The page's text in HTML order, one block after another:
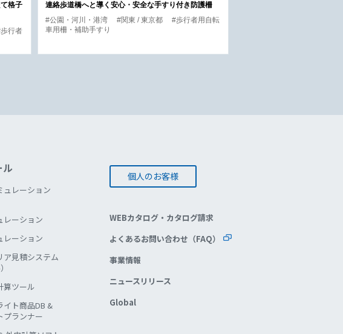
格子
行者
連絡歩道橋へと導く安心・安全な手すり付き防護柵
#公園・河川・港湾
#関東 / 東京都
#歩行者用自転
車用柵・補助手すり
ル
ュレーション
レーション
レーション
ア見積システム
算ツール
イト商品DB &
プランナー
個人のお客様
WEBカタログ・カタログ請求
よくあるお問い合わせ（FAQ）
事業情報
ニュースリリース
Global